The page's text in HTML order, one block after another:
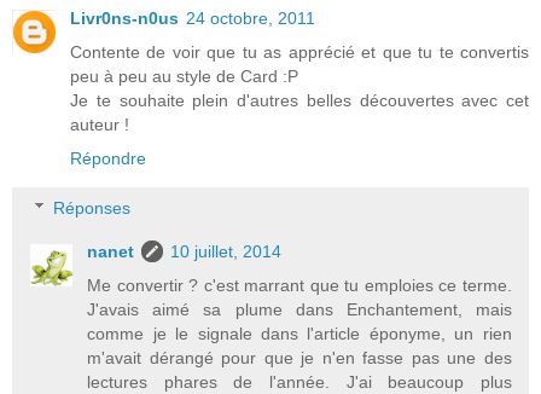
Livr0ns-n0us 24 octobre, 2011
Contente de voir que tu as apprécié et que tu te convertis
peu à peu au style de Card :P
Je te souhaite plein d'autres belles découvertes avec cet
auteur !
Répondre
Réponses
nanet
10 juillet, 2014
Me convertir ? c'est marrant que tu emploies ce terme.
J'avais aimé sa plume dans Enchantement, mais
comme je le signale dans l'article éponyme, un rien
m'avait dérangé pour que je n'en fasse pas une des
lectures phares de l'année. J'ai beaucoup plus